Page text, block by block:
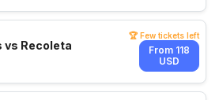
vs Recoleta
🏆 Few tickets left
From 118
USD